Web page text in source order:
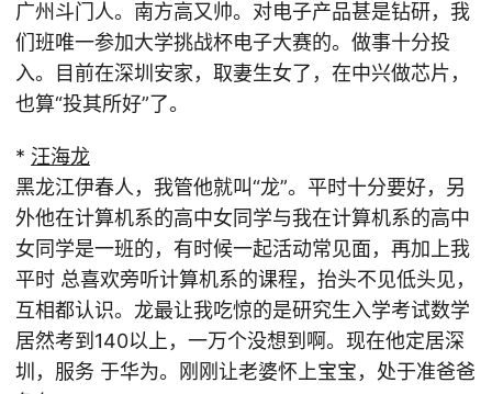
广州斗门人。南方高又帅。对电子产品甚是钻研，我
们班唯一参加大学挑战杯电子大赛的。做事十分投
入。目前在深圳安家，取妻生女了，在中兴做芯片，
也算“投其所好”了。
* 汪海龙
黑龙江伊春人，我管他就叫“龙”。平时十分要好，另
外他在计算机系的高中女同学与我在计算机系的高中
女同学是一班的，有时候一起活动常见面，再加上我
平时 总喜欢旁听计算机系的课程，抬头不见低头见，
互相都认识。龙最让我吃惊的是研究生入学考试数学
居然考到140以上，一万个没想到啊。现在他定居深
圳，服务 于华为。刚刚让老婆怀上宝宝，处于准爸爸